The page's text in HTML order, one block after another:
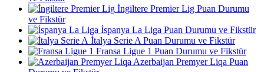
İngiltere Premier Lig Puan Durumu
ve Fikstür
İspanya La Liga Puan Durumu ve Fikstür
İtalya Serie A Puan Durumu ve Fikstür
Fransa Ligue 1 Puan Durumu ve Fikstür
Azerbaijan Premyer Liqa Puan